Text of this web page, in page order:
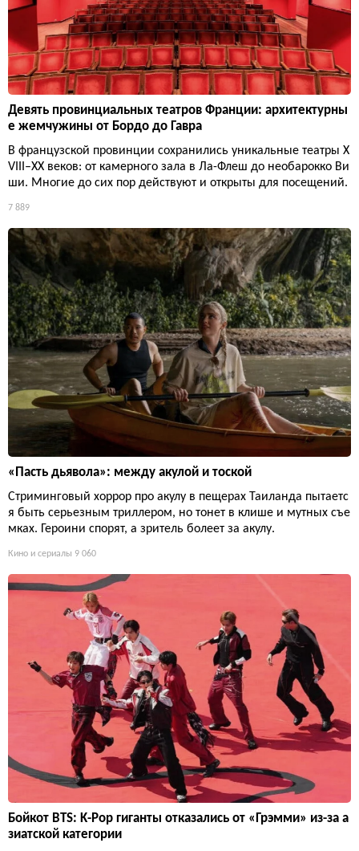
Девять провинциальных театров Франции: архитектурны
е жемчужины от Бордо до Гавра
В французской провинции сохранились уникальные театры X
VIII–XX веков: от камерного зала в Ла-Флеш до необарокко Ви
ши. Многие до сих пор действуют и открыты для посещений.
7 889
«Пасть дьявола»: между акулой и тоской
Стриминговый хоррор про акулу в пещерах Таиланда пытаетс
я быть серьезным триллером, но тонет в клише и мутных съе
мках. Героини спорят, а зритель болеет за акулу.
Кино и сериалы 9 060
Бойкот BTS: K-Pop гиганты отказались от «Грэмми» из-за а
зиатской категории